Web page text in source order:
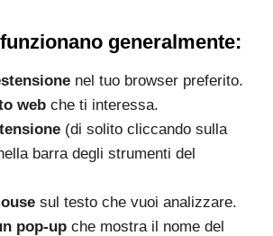
generalmente:
nel tuo browser preferito.
web che ti interessa.
(di solito cliccando sulla
barra degli strumenti del
sul testo che vuoi analizzare.
pop-up che mostra il nome del